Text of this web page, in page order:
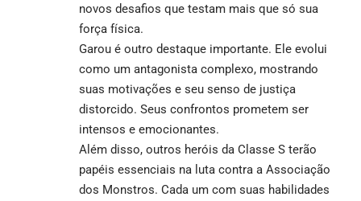
novos desafios que testam mais que só sua
força física.
Garou é outro destaque importante. Ele evolui
como um antagonista complexo, mostrando
suas motivações e seu senso de justiça
distorcido. Seus confrontos prometem ser
intensos e emocionantes.
Além disso, outros heróis da Classe S terão
papéis essenciais na luta contra a Associação
dos Monstros. Cada um com suas habilidades